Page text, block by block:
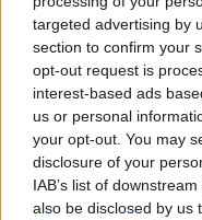
targeted advertising by
section to confirm your
opt-out request is
interest-based ads
us or personal
your opt-out. You may
disclosure of your
IAB’s list of
also be disclosed by us